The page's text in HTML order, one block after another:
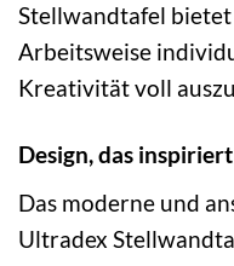
Stellwandtafel
Arbeitsweise
Kreativität voll
Design, das
Das moderne und
Ultradex